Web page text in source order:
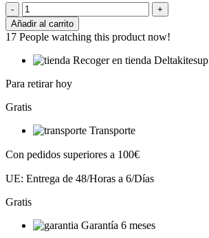
Mystic
Gearbox
Square
cantidad
Añadir al carrito
17 People watching this product now!
Recoger en tienda Deltakitesup
Para retirar hoy
Gratis
Transporte
Con pedidos superiores a 100€
UE: Entrega de 48/Horas a 6/Días
Gratis
Garantía 6 meses